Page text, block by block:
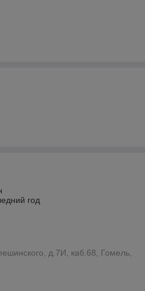
год
д.7И, каб.68, Гомель,